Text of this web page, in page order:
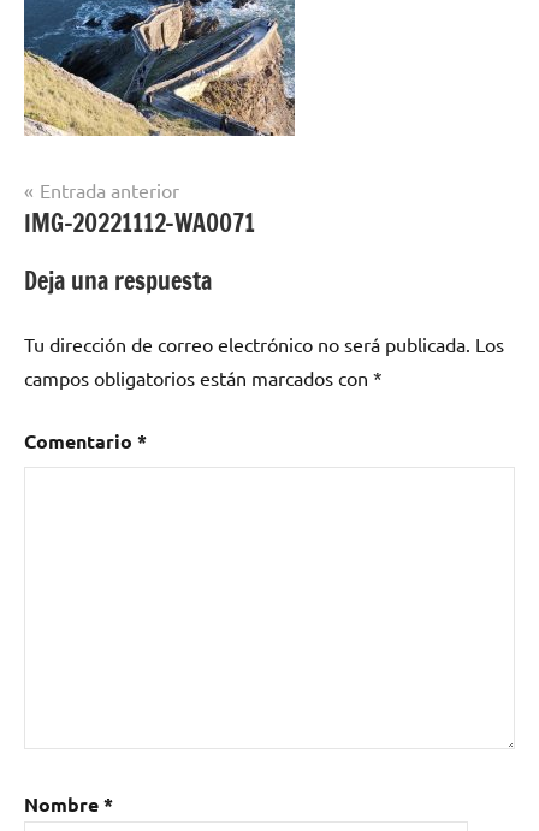
Navegación
de
entradas
Entrada anterior
IMG-20221112-WA0071
Deja una respuesta
Tu dirección de correo electrónico no será publicada. Los
campos obligatorios están marcados con *
Comentario *
Nombre*